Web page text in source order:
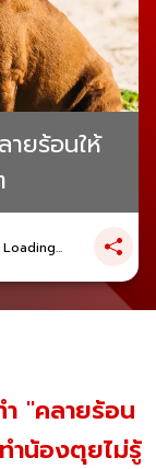
ยร้อนให้
Loading...
"คลายร้อน
ำน้องตุยไม่รู้